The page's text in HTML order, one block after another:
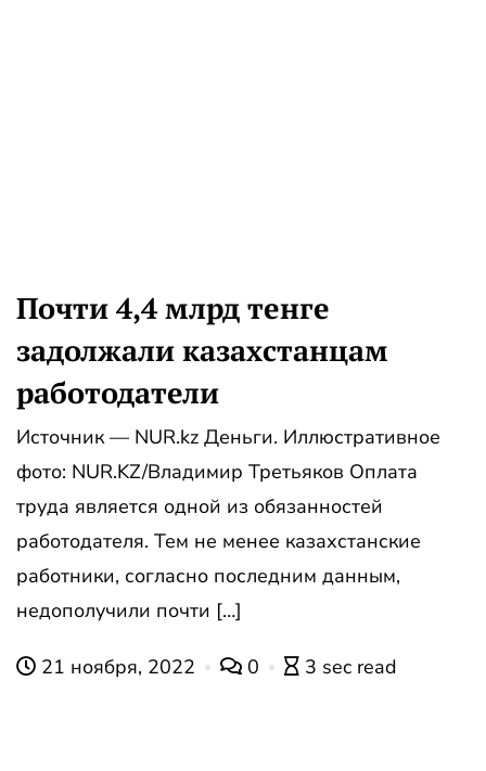
Почти 4,4 млрд тенге
задолжали казахстанцам
работодатели
Источник — NUR.kz Деньги. Иллюстративное
фото: NUR.KZ/Владимир Третьяков Оплата
труда является одной из обязанностей
работодателя. Тем не менее казахстанские
работники, согласно последним данным,
недополучили почти […]
21 ноября, 2022 0 3 sec read